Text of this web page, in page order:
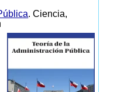
. Ciencia,